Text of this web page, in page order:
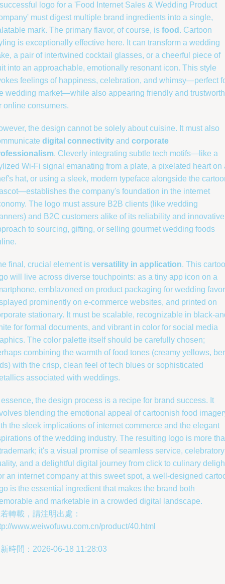
logo for a 'Food Internet Sales & Wedding Product
must digest multiple brand ingredients into a single,
mark. The primary flavor, of course, is food . Cartoon
is exceptionally effective here. It can transform a wedding
a pair of intertwined cocktail glasses, or a cheerful piece of
into an approachable, emotionally resonant icon. This style
feelings of happiness, celebration, and whimsy—perfect
wedding market—while also appearing friendly and
online consumers.
the design cannot be solely about cuisine. It must also
digital connectivity and corporate
. Cleverly integrating subtle tech motifs—like a
Wi-Fi signal emanating from a plate, a pixelated heart on
hat, or using a sleek, modern typeface alongside the
the company's foundation in the internet
The logo must assure B2B clients (like wedding
and B2C customers alike of its reliability and innovative
to sourcing, gifting, or selling gourmet wedding foods
final, crucial element is versatility in application. This
will live across diverse touchpoints: as a tiny app icon on a
emblazoned on product packaging for wedding
prominently on e-commerce websites, and printed on
stationary. It must be scalable, recognizable in black-
for formal documents, and vibrant in color for social media
The color palette itself should be carefully chosen;
combining the warmth of food tones (creamy yellows,
with the crisp, clean feel of tech blues or sophisticated
associated with weddings.
the design process is a recipe for brand success. It
blending the emotional appeal of cartoonish food
the sleek implications of internet commerce and the elegant
of the wedding industry. The resulting logo is more
it's a visual promise of seamless service, celebratory
and a delightful digital journey from click to culinary
an internet company at this sweet spot, a well-designed
is the essential ingredient that makes the brand both
and marketable in a crowded digital landscape.
轉載，請注明出處：
www.weiwofuwu.com.cn/product/40.html
時間：2026-06-18 11:28:03